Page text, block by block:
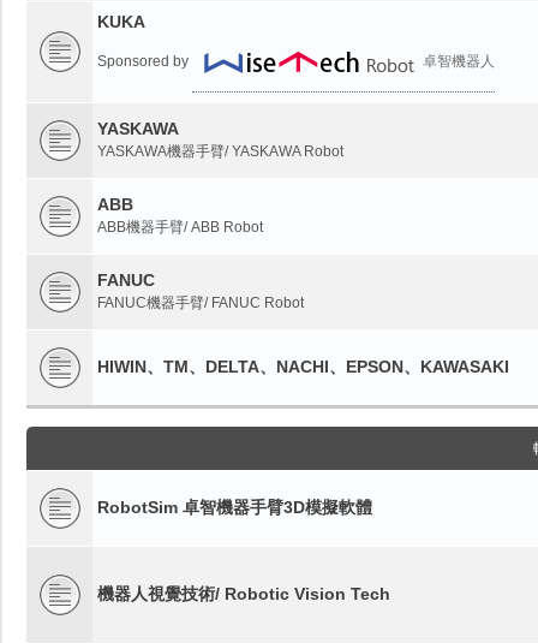
KUKA
Sponsored by 卓智機器人
YASKAWA
YASKAWA機器手臂/ YASKAWA Robot
ABB
ABB機器手臂/ ABB Robot
FANUC
FANUC機器手臂/ FANUC Robot
HIWIN、TM、DELTA、NACHI、EPSON、KAWASAKI
RobotSim 卓智機器手臂3D模擬軟體
機器人視覺技術/ Robotic Vision Tech